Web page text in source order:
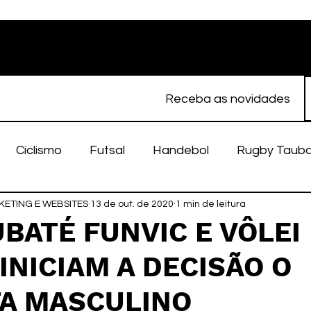
Receba as novidades
Ciclismo Futsal Handebol Rugby
Feminino Atletismo EC Taubaté
Taubaté Fut7 Rugby Fut7
FUNVIC E VÔLEI
A DECISÃO O
MASCULINO
E WEBSITES 13 de out. de 2020 1 min de leitura